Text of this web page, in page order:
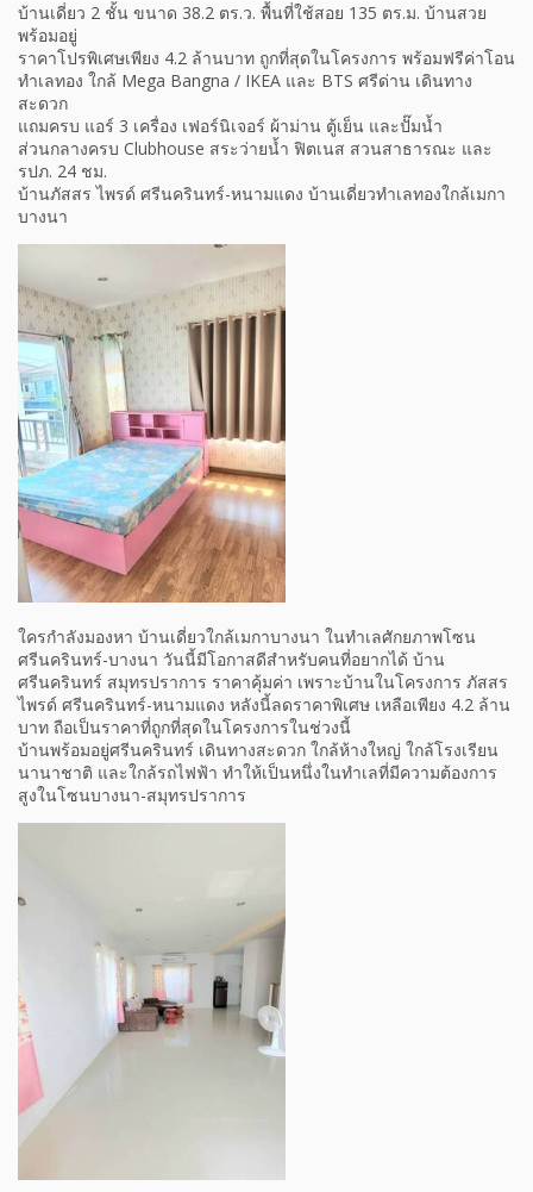
บ้านเดี่ยว 2 ชั้น ขนาด 38.2 ตร.ว. พื้นที่ใช้สอย 135 ตร.ม. บ้านสวย
พร้อมอยู่
ราคาโปรพิเศษเพียง 4.2 ล้านบาท ถูกที่สุดในโครงการ พร้อมฟรีค่าโอน
ทำเลทอง ใกล้ Mega Bangna / IKEA และ BTS ศรีด่าน เดินทาง
สะดวก
แถมครบ แอร์ 3 เครื่อง เฟอร์นิเจอร์ ผ้าม่าน ตู้เย็น และปั๊มน้ำ
ส่วนกลางครบ Clubhouse สระว่ายน้ำ ฟิตเนส สวนสาธารณะ และ
รปภ. 24 ชม.
บ้านภัสสร ไพรด์ ศรีนครินทร์-หนามแดง บ้านเดี่ยวทำเลทองใกล้เมกา
บางนา
ใครกำลังมองหา บ้านเดี่ยวใกล้เมกาบางนา ในทำเลศักยภาพโซน
ศรีนครินทร์-บางนา วันนี้มีโอกาสดีสำหรับคนที่อยากได้ บ้าน
ศรีนครินทร์ สมุทรปราการ ราคาคุ้มค่า เพราะบ้านในโครงการ ภัสสร
ไพรด์ ศรีนครินทร์-หนามแดง หลังนี้ลดราคาพิเศษ เหลือเพียง 4.2 ล้าน
บาท ถือเป็นราคาที่ถูกที่สุดในโครงการในช่วงนี้
บ้านพร้อมอยู่ศรีนครินทร์ เดินทางสะดวก ใกล้ห้างใหญ่ ใกล้โรงเรียน
นานาชาติ และใกล้รถไฟฟ้า ทำให้เป็นหนึ่งในทำเลที่มีความต้องการ
สูงในโซนบางนา-สมุทรปราการ